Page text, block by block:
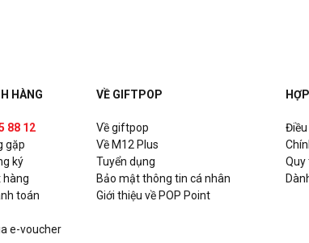
HÀNG
88 12
gặp
ký
hàng
toán
e-voucher
VỀ GIFTPOP
Về giftpop
Về M12 Plus
Tuyển dụng
Bảo mật thông tin cá nhân
Giới thiệu về POP Point
Quy